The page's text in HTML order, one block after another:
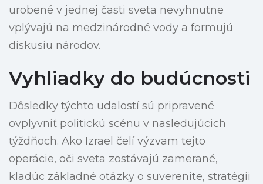
urobené v jednej časti sveta nevyhnutne
vplývajú na medzinárodné vody a formujú
diskusiu národov.
Vyhliadky do budúcnosti
Dôsledky týchto udalostí sú pripravené
ovplyvniť politickú scénu v nasledujúcich
týždňoch. Ako Izrael čelí výzvam tejto
operácie, oči sveta zostávajú zamerané,
kladúc základné otázky o suverenite, stratégii